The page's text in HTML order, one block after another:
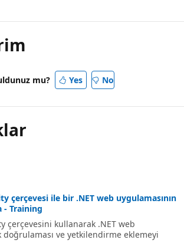
mu? Yes No
çerçevesi ile bir .NET web uygulamasının
- Training
çerçevesini kullanarak .NET web
doğrulaması ve yetkilendirme eklemeyi